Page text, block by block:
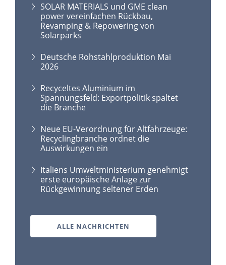
SOLAR MATERIALS und GME clean
power vereinfachen Rückbau,
Revamping & Repowering von
Solarparks
Deutsche Rohstahlproduktion Mai
2026
Recyceltes Aluminium im
Spannungsfeld: Exportpolitik spaltet
die Branche
Neue EU-Verordnung für Altfahrzeuge:
Recyclingbranche ordnet die
Auswirkungen ein
Italiens Umweltministerium genehmigt
erste europäische Anlage zur
Rückgewinnung seltener Erden
ALLE NACHRICHTEN